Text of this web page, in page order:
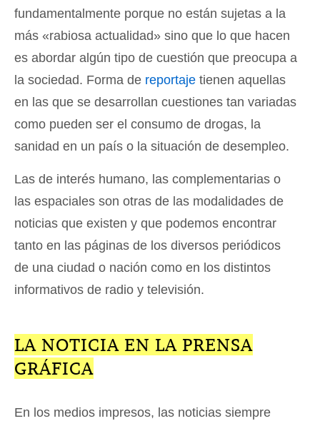
fundamentalmente porque no están sujetas a la
más «rabiosa actualidad» sino que lo que hacen
es abordar algún tipo de cuestión que preocupa a
la sociedad. Forma de reportaje tienen aquellas
en las que se desarrollan cuestiones tan variadas
como pueden ser el consumo de drogas, la
sanidad en un país o la situación de desempleo.
Las de interés humano, las complementarias o
las espaciales son otras de las modalidades de
noticias que existen y que podemos encontrar
tanto en las páginas de los diversos periódicos
de una ciudad o nación como en los distintos
informativos de radio y televisión.
LA NOTICIA EN LA PRENSA
GRÁFICA
En los medios impresos, las noticias siempre